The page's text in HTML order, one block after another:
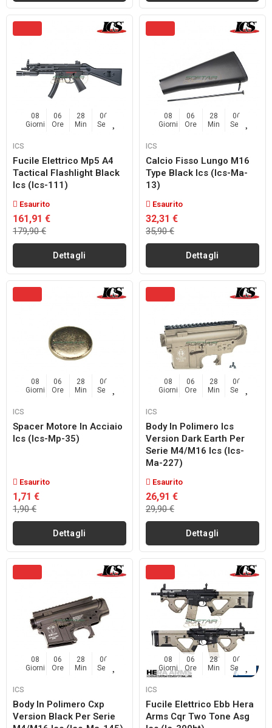
08
Giorni
06
Ore
28
Min
04
Sec
ICS
Fucile Elettrico Mp5 A4
Tactical Flashlight Black
Ics (ics-111)
Esaurito
161,91 €
179,90 €
Dettagli
08
Giorni
06
Ore
28
Min
04
Sec
ICS
Calcio Fisso Lungo M16
Type Black Ics (ics-Ma-
13)
Esaurito
32,31 €
35,90 €
Dettagli
08
Giorni
06
Ore
28
Min
04
Sec
ICS
Spacer Motore In Acciaio
Ics (ics-Mp-35)
Esaurito
1,71 €
1,90 €
Dettagli
08
Giorni
06
Ore
28
Min
04
Sec
ICS
Body In Polimero Ics
Version Dark Earth Per
Serie M4/m16 Ics (ics-
Ma-227)
Esaurito
26,91 €
29,90 €
Dettagli
08
Giorni
06
Ore
28
Min
04
Sec
ICS
Body In Polimero Cxp
Version Black Per Serie
08
Giorni
06
Ore
28
Min
04
Sec
ICS
Fucile Elettrico Ebb Hera
Arms Cqr Two Tone Asg